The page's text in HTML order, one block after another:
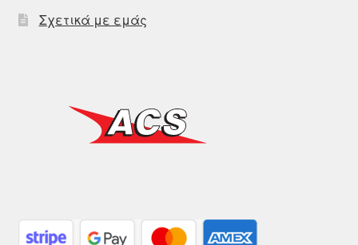
Σχετικά με εμάς